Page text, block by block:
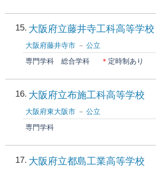
15 大阪府立藤井寺工科高等学校
大阪府藤井寺市
公立
専門学科
総合学科 ＊ 定時制あり
16 大阪府立布施工科高等学校
大阪府東大阪市
公立
専門学科
17 大阪府立都島工業高等学校